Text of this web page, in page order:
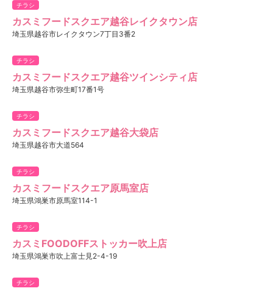
チラシ
カスミフードスクエア越谷レイクタウン店
埼玉県越谷市レイクタウン7丁目3番2
チラシ
カスミフードスクエア越谷ツインシティ店
埼玉県越谷市弥生町17番1号
チラシ
カスミフードスクエア越谷大袋店
埼玉県越谷市大道564
チラシ
カスミフードスクエア原馬室店
埼玉県鴻巣市原馬室114-1
チラシ
カスミFOODOFFストッカー吹上店
埼玉県鴻巣市吹上富士見2-4-19
チラシ